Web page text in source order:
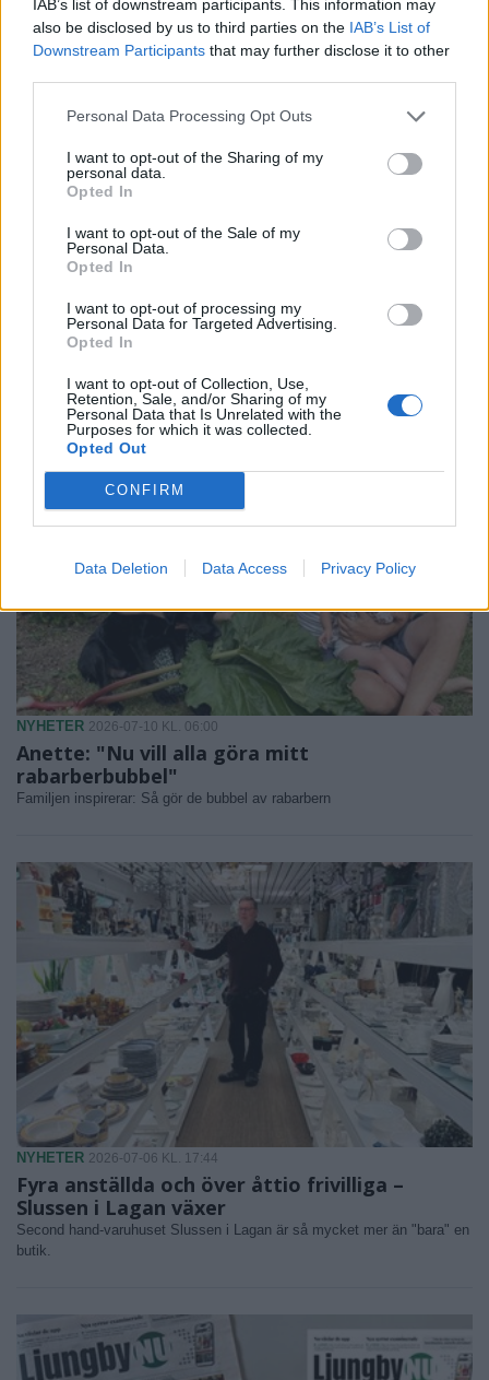
IAB’s list of downstream participants. This information may
also be disclosed by us to third parties on the IAB’s List of
Downstream Participants that may further disclose it to other
Personal Data Processing Opt Outs
I want to opt-out of the Sharing of my
personal data.
Opted In
I want to opt-out of the Sale of my
Personal Data.
Opted In
I want to opt-out of processing my
Personal Data for Targeted Advertising.
Opted In
I want to opt-out of Collection, Use,
Retention, Sale, and/or Sharing of my
Personal Data that Is Unrelated with the
Purposes for which it was collected.
Opted Out
CONFIRM
Data Deletion Data Access Privacy Policy
2026-07-25 KL. 15:21
Fakta:
Casinotopplistan
kartlägger
ägarstrukturen
bakom svenska
Markaryd håller
fanan högt –
jagar i
backspegeln
NYHETER 2026-07-10 KL. 06:00
Anette: "Nu vill alla göra mitt
rabarberbubbel"
Familjen inspirerar: Så gör de bubbel av rabarbern
NYHETER 2026-07-06 KL. 17:44
Fyra anställda och över åttio frivilliga –
Slussen i Lagan växer
Second hand-varuhuset Slussen i Lagan är så mycket mer än "bara" en
butik.